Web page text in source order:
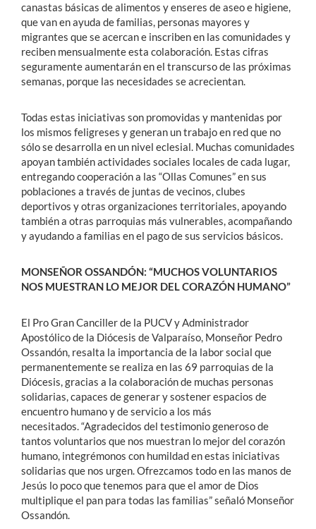
canastas básicas de alimentos y enseres de aseo e higiene,
que van en ayuda de familias, personas mayores y
migrantes que se acercan e inscriben en las comunidades y
reciben mensualmente esta colaboración. Estas cifras
seguramente aumentarán en el transcurso de las próximas
semanas, porque las necesidades se acrecientan.
Todas estas iniciativas son promovidas y mantenidas por
los mismos feligreses y generan un trabajo en red que no
sólo se desarrolla en un nivel eclesial. Muchas comunidades
apoyan también actividades sociales locales de cada lugar,
entregando cooperación a las “Ollas Comunes” en sus
poblaciones a través de juntas de vecinos, clubes
deportivos y otras organizaciones territoriales, apoyando
también a otras parroquias más vulnerables, acompañando
y ayudando a familias en el pago de sus servicios básicos.
MONSEÑOR OSSANDÓN: “MUCHOS VOLUNTARIOS
NOS MUESTRAN LO MEJOR DEL CORAZÓN HUMANO”
El Pro Gran Canciller de la PUCV y Administrador
Apostólico de la Diócesis de Valparaíso, Monseñor Pedro
Ossandón, resalta la importancia de la labor social que
permanentemente se realiza en las 69 parroquias de la
Diócesis, gracias a la colaboración de muchas personas
solidarias, capaces de generar y sostener espacios de
encuentro humano y de servicio a los más
necesitados. “Agradecidos del testimonio generoso de
tantos voluntarios que nos muestran lo mejor del corazón
humano, integrémonos con humildad en estas iniciativas
solidarias que nos urgen. Ofrezcamos todo en las manos de
Jesús lo poco que tenemos para que el amor de Dios
multiplique el pan para todas las familias” señaló Monseñor
Ossandón.